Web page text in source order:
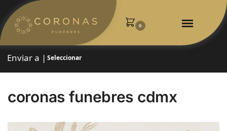
0
Enviar a | Seleccionar
coronas funebres cdmx